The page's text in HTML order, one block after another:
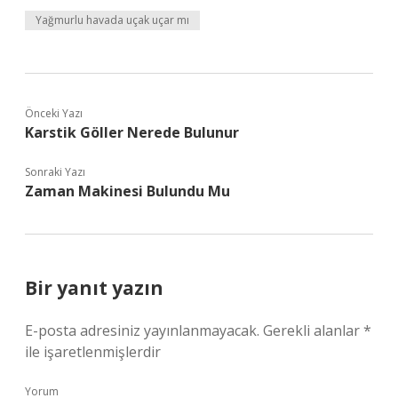
Yağmurlu havada uçak uçar mı
Önceki Yazı
Karstik Göller Nerede Bulunur
Sonraki Yazı
Zaman Makinesi Bulundu Mu
Bir yanıt yazın
E-posta adresiniz yayınlanmayacak. Gerekli alanlar*
ile işaretlenmişlerdir
Yorum